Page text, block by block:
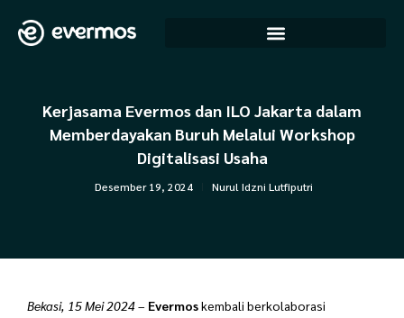
Kerjasama Evermos dan ILO Jakarta dalam
Memberdayakan Buruh Melalui Workshop
Digitalisasi Usaha
Desember 19, 2024 Nurul Idzni Lutfiputri
Bekasi, 15 Mei 2024– Evermoskembali berkolaborasi